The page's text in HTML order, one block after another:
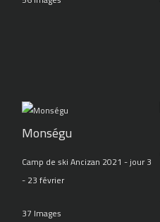
Monségu
Camp de ski Ancizan 2021 - jour 3
- 23 février
37 Images